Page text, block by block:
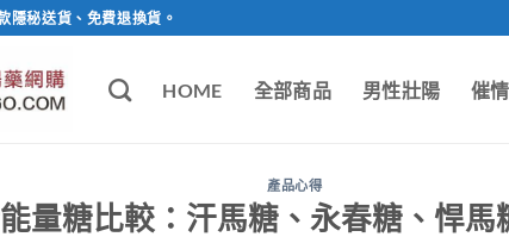
隱秘送貨、免費退換貨。
HOME 全部商品 男性壯陽 催
產品心得
量糖比較：汗馬糖、永春糖、悍馬